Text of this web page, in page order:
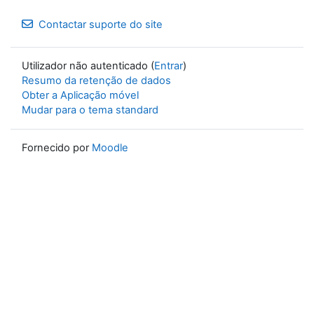
Contactar suporte do site
Utilizador não autenticado (Entrar)
Resumo da retenção de dados
Obter a Aplicação móvel
Mudar para o tema standard
Fornecido por Moodle